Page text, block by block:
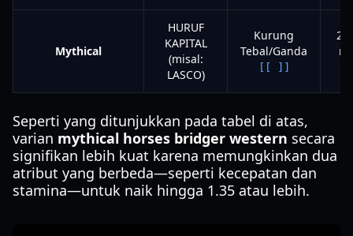
Mythical
HURUF
KAPITAL
(misal:
LASCO)
Kurung
Tebal/Ganda
[[ ]]
2
Seperti yang ditunjukkan pada tabel di atas,
varian mythical horses bridger western secara
signifikan lebih kuat karena memungkinkan dua
atribut yang berbeda—seperti kecepatan dan
stamina—untuk naik hingga 1.35 atau lebih.